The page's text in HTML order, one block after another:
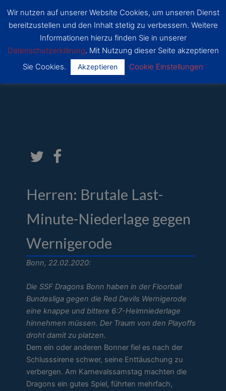
Inhalt
springen
SSF
Dragons
Bonn
Main
Menu
Herren: Brutale Last-
Minute-Niederlage gegen
Wernigerode
Bonn, 22.02.2020:
Die SSF Dragons Bonn haben in der Floorball
Bundesliga gegen die Red Devils Wernigerode
eine knappe und bittere 6:7-Heimniederlage
hinnehmen müssen. Der Traum von den Playoffs
droht damit zu platzen.
Dem ein oder anderen Bonner fiel es nach der
Schlusssirene schwer, seine Enttäuschung zu
verbergen. Am Karnevalssamstag machten die
Dragons ein gutes Spiel, führten mehrfach,
Wir nutzen auf unserer Website Cookies, um unseren Dienst
bereitzustellen und den Inhalt stetig zu verbessern. Weitere
Informationen hierzu finden Sie in unserer
Datenschutzerklärung. Mit Nutzung dieser Seite akzeptieren
Sie Cookies.
Akzeptieren Cookie Einstellungen